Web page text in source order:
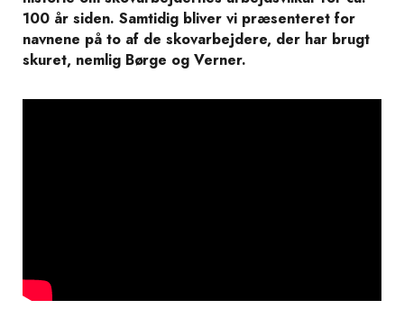
100 år siden. Samtidig bliver vi præsenteret for
navnene på to af de skovarbejdere, der har brugt
skuret, nemlig Børge og Verner.